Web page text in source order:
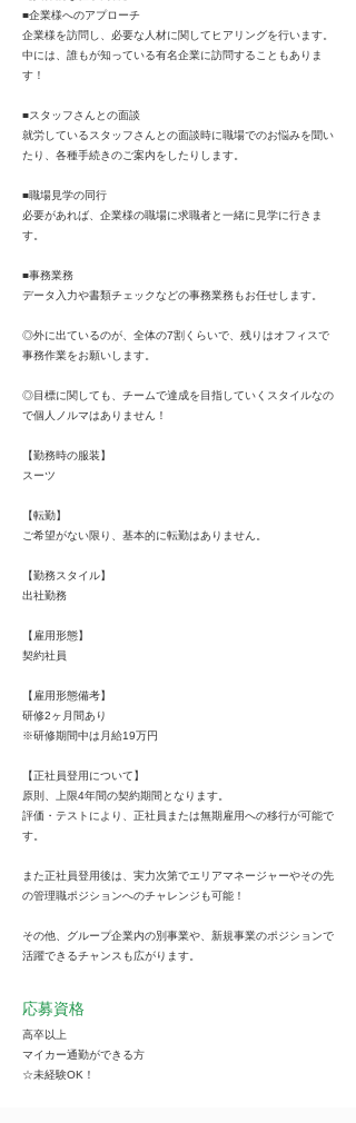
■企業様へのアプローチ
企業様を訪問し、必要な人材に関してヒアリングを行います。
中には、誰もが知っている有名企業に訪問することもありま
す！
■スタッフさんとの面談
就労しているスタッフさんとの面談時に職場でのお悩みを聞い
たり、各種手続きのご案内をしたりします。
■職場見学の同行
必要があれば、企業様の職場に求職者と一緒に見学に行きま
す。
■事務業務
データ入力や書類チェックなどの事務業務もお任せします。
◎外に出ているのが、全体の7割くらいで、残りはオフィスで
事務作業をお願いします。
◎目標に関しても、チームで達成を目指していくスタイルなの
で個人ノルマはありません！
【勤務時の服装】
スーツ
【転勤】
ご希望がない限り、基本的に転勤はありません。
【勤務スタイル】
出社勤務
【雇用形態】
契約社員
【雇用形態備考】
研修2ヶ月間あり
※研修期間中は月給19万円
【正社員登用について】
原則、上限4年間の契約期間となります。
評価・テストにより、正社員または無期雇用への移行が可能で
す。
また正社員登用後は、実力次第でエリアマネージャーやその先
の管理職ポジションへのチャレンジも可能！
その他、グループ企業内の別事業や、新規事業のポジションで
活躍できるチャンスも広がります。
応募資格
高卒以上
マイカー通勤ができる方
☆未経験OK！